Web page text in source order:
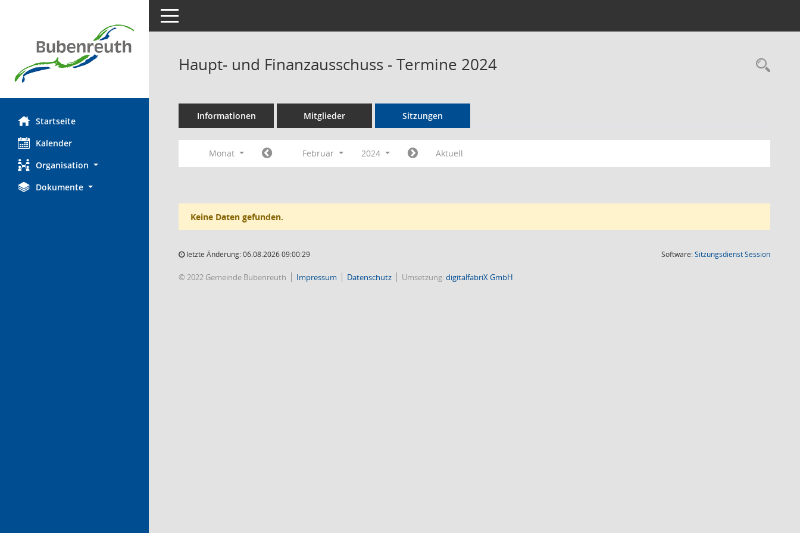
Startseite
Kalender
Organisation
Dokumente
Toggle navigation
Haupt- und Finanzausschuss - Termine 2024
Informationen Mitglieder Sitzungen
Monat Februar 2024 Aktuell
Keine Daten gefunden.
letzte Änderung: 06.08.2026 09:00:29 Software:SitzungsdienstSession(Wird in
© 2022 Gemeinde Bubenreuth Impressum Datenschutz Umsetzung:digitalfabriX GmbH